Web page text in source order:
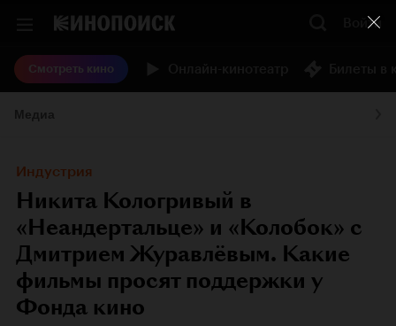
Войти
Смотреть кино
Индустрия
Никита Кологривый в
«Неандертальце» и «Колобок» с
Дмитрием Журавлёвым. Какие
фильмы просят поддержки у
Фонда кино